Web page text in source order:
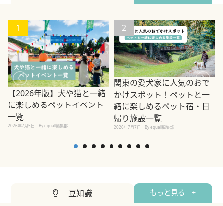
1
【2026年版】犬や猫と一緒
に楽しめるペットイベント
一覧
2026年7月5日 By equall編集部
2
関東の愛犬家に人気のおで
かけスポット！ペットと一
緒に楽しめるペット宿・日
帰り施設一覧
2026年7月7日 By equall編集部
豆知識 もっと見る +